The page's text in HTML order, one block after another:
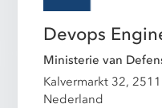
Devops
Ministerie van
Kalvermarkt 32,
Nederland